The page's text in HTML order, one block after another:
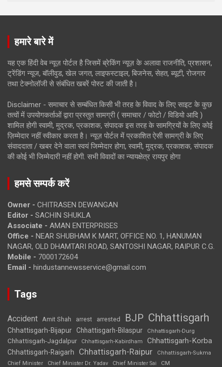
हमारे बारे में
यह एक हिंदी वेब न्यूज़ पोर्टल है जिसमें ब्रेकिंग न्यूज़ के अलावा राजनीति, प्रशासन,
ट्रेंडिंग न्यूज, बॉलीवुड, खेल जगत, लाइफस्टाइल, बिजनेस, सेहत, ब्यूटी, रोजगार
तथा टेक्नोलॉजी से संबंधित खबरें पोस्ट की जाती है।
Disclaimer - समाचार से सम्बंधित किसी भी तरह के विवाद के लिए साइट के कुछ
तत्वों में उपयोगकर्ताओं द्वारा प्रस्तुत सामग्री ( समाचार / फोटो / विडियो आदि )
शामिल होगी स्वामी, मुद्रक, प्रकाशक, संपादक इस तरह के सामग्रियों के लिए कोई
ज़िम्मेदार नहीं स्वीकार करता है। न्यूज़ पोर्टल में प्रकाशित ऐसी सामग्री के लिए
संवाददाता / खबर देने वाला स्वयं जिम्मेदार होगा, स्वामी, मुद्रक, प्रकाशक, संपादक
की कोई भी जिम्मेदारी नहीं होगी. सभी विवादों का न्यायक्षेत्र रायपुर होगा
हमसे सम्पर्क करें
Owner - CHITRASEN DEWANGAN
Editor - SACHIN SHUKLA
Associate - AMAN ENTERPRISES
Office - NEAR SHUBHAM K MART, OFFICE NO. 1, HANUMAN
NAGAR, OLD DHAMTARI ROAD, SANTOSHI NAGAR, RAIPUR C.G.
Mobile - 7000172604
Email - hindustannewsservice@gmail.com
Tags
Accident Amit Shah arrest arrested BJP Chhattisgarh
Chhattisgarh-Bijapur Chhattisgarh-Bilaspur Chhattisgarh-Durg
Chhattisgarh-Jagdalpur Chhattisgarh-Kabirdham Chhattisgarh-Korba
Chhattisgarh-Raigarh Chhattisgarh-Raipur
Chhattisgarh-Sukma
Chief Minister
Chief Minister Dr. Yadav Chief Minister Sai CM